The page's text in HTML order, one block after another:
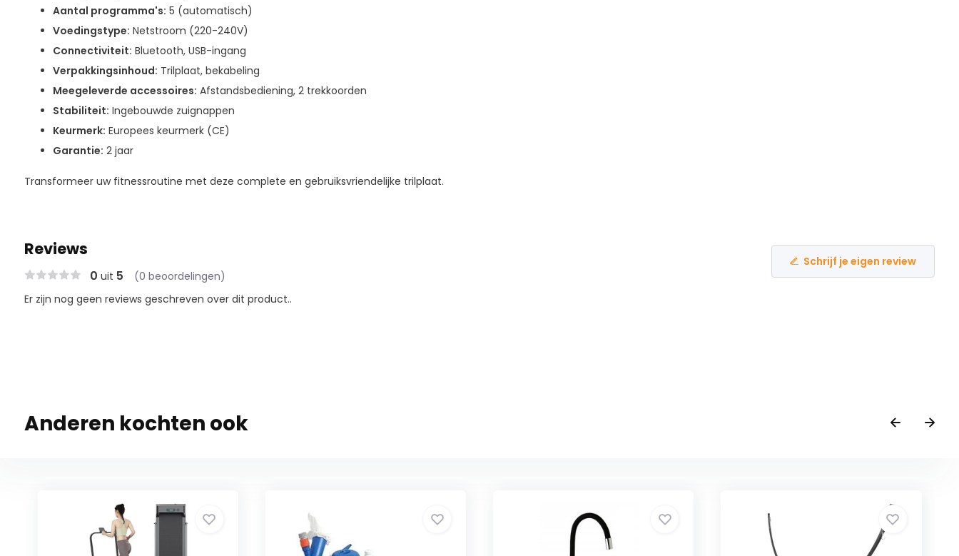
Aantal programma's: 5 (automatisch)
Voedingstype: Netstroom (220-240V)
Connectiviteit: Bluetooth, USB-ingang
Verpakkingsinhoud: Trilplaat, bekabeling
Meegeleverde accessoires: Afstandsbediening, 2 trekkoorden
Stabiliteit: Ingebouwde zuignappen
Keurmerk: Europees keurmerk (CE)
Garantie: 2 jaar
Transformeer uw fitnessroutine met deze complete en gebruiksvriendelijke trilplaat.
Reviews
0 uit 5 (0 beoordelingen)
Schrijf je eigen review
Er zijn nog geen reviews geschreven over dit product..
Anderen kochten ook